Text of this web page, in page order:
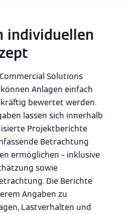
individuellen
Solutions
können Anlagen einfach
bewertet werden.
lassen sich innerhalb
Projektberichte
Betrachtung
ermöglichen – inklusive
sowie
Die Berichte
Angaben zu
Lastverhalten und